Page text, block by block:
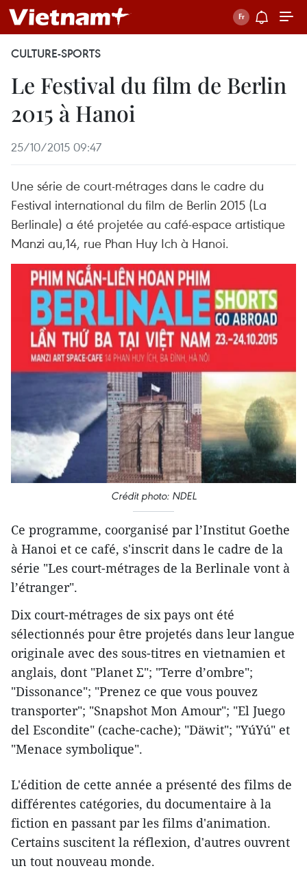
CULTURE-SPORTS
Le Festival du film de Berlin
2015 à Hanoi
25/10/2015 09:47
Une série de court-métrages dans le cadre du
Festival international du film de Berlin 2015 (La
Berlinale) a été projetée au café-espace artistique
Manzi au,14, rue Phan Huy Ich à Hanoi.
Crédit photo: NDEL
Ce programme, coorganisé par l’Institut Goethe
à Hanoi et ce café, s'inscrit dans le cadre de la
série "Les court-métrages de la Berlinale vont à
l’étranger".
Dix court-métrages de six pays ont été ​
sélectionnés pour être ​projetés dans leur langue
originale avec des sous-titres en vietnamien et
anglais, dont "Planet Σ"; "Terre d’ombre";
"Dissonance"; "Prenez ce que vous pouvez
transporter"; "Snapshot Mon Amour"; "El Juego
del Escondite" (cache-cache); "Däwit"; "YúYú" et
"Menace symbolique".
L'édition de cette année a présenté des films de
différentes catégories, du documentaire à la
fiction en passant par les films d'animation.
Certains suscitent la réflexion, d'autres ouvrent
un tout nouveau monde.